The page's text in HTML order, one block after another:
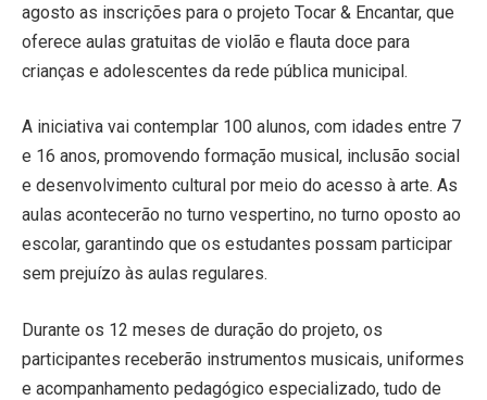
agosto as inscrições para o projeto Tocar & Encantar, que
oferece aulas gratuitas de violão e flauta doce para
crianças e adolescentes da rede pública municipal.
A iniciativa vai contemplar 100 alunos, com idades entre 7
e 16 anos, promovendo formação musical, inclusão social
e desenvolvimento cultural por meio do acesso à arte. As
aulas acontecerão no turno vespertino, no turno oposto ao
escolar, garantindo que os estudantes possam participar
sem prejuízo às aulas regulares.
Durante os 12 meses de duração do projeto, os
participantes receberão instrumentos musicais, uniformes
e acompanhamento pedagógico especializado, tudo de